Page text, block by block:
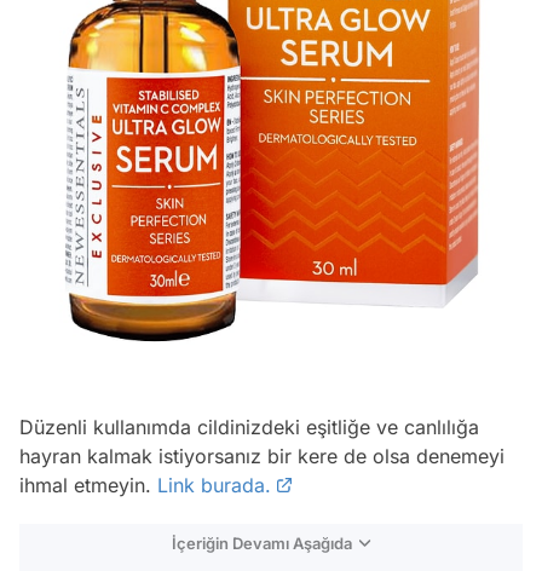
Düzenli kullanımda cildinizdeki eşitliğe ve canlılığa
hayran kalmak istiyorsanız bir kere de olsa denemeyi
ihmal etmeyin. Link burada.
İçeriğin Devamı Aşağıda